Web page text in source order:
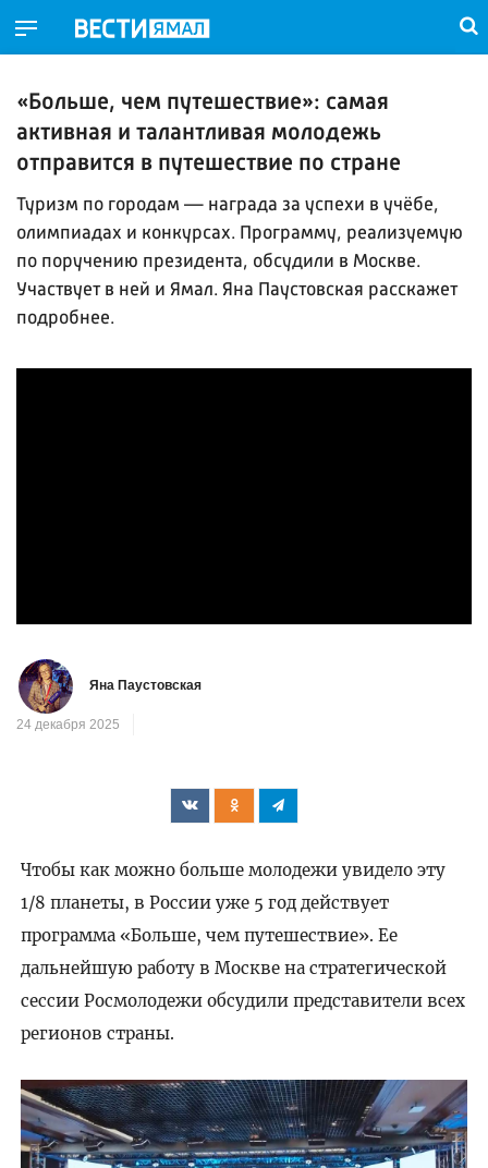
«Больше, чем путешествие»: самая
активная и талантливая молодежь
отправится в путешествие по стране
Туризм по городам — награда за успехи в учёбе,
олимпиадах и конкурсах. Программу, реализуемую
по поручению президента, обсудили в Москве.
Участвует в ней и Ямал. Яна Паустовская расскажет
подробнее.
Яна Паустовская
24 декабря 2025
Чтобы как можно больше молодежи увидело эту
1/8 планеты, в России уже 5 год действует
программа «Больше, чем путешествие». Ее
дальнейшую работу в Москве на стратегической
сессии Росмолодежи обсудили представители всех
регионов страны.